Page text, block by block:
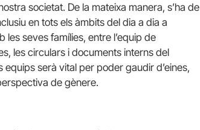
societat. De la mateixa manera, s’ha de
en tots els àmbits del dia a dia a
les seves famílies, entre l’equip de
les circulars i documents interns del
serà vital per poder gaudir d’eines,
de gènere.